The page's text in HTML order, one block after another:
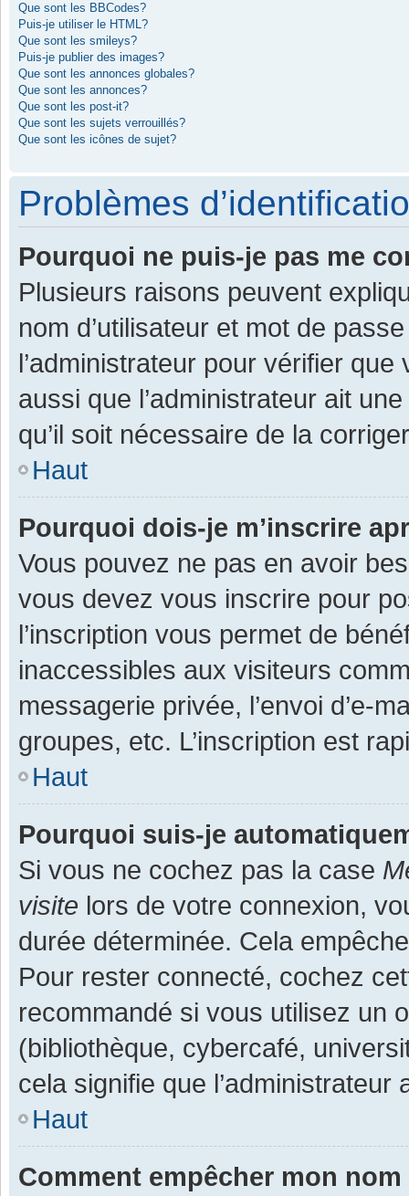
Que sont les BBCodes?
Puis-je utiliser le HTML?
Que sont les smileys?
Puis-je publier des images?
Que sont les annonces globales?
Que sont les annonces?
Que sont les post-it?
Que sont les sujets verrouillés?
Que sont les icônes de sujet?
Problèmes
Pourquoi ne puis-je pas me
Plusieurs raisons peuvent
nom d’utilisateur et mot de
l’administrateur pour vérifier
aussi que l’administrateur ait
qu’il soit nécessaire de la
Haut
Pourquoi dois-je m’inscrire
Vous pouvez ne pas en avoir
vous devez vous inscrire pour
l’inscription vous permet de
inaccessibles aux visiteurs
messagerie privée, l’envoi d’e-
groupes, etc. L’inscription est
Haut
Pourquoi suis-je
Si vous ne cochez pas la case
visite lors de votre connexion,
durée déterminée. Cela
Pour rester connecté, cochez
recommandé si vous utilisez un
(bibliothèque, cybercafé,
cela signifie que
Haut
Comment empêcher mon